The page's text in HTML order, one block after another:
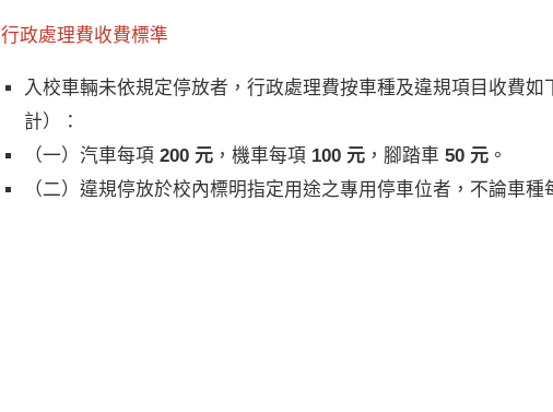
行政處理費收費標準
入校車輛未依規定停放者，行政處理費按車種及違規項目收費如
計）：
（一）汽車每項200 元 ，機車每項 100 元 ，腳踏車50 元 。
（二）違規停放於校內標明指定用途之專用停車位者，不論車